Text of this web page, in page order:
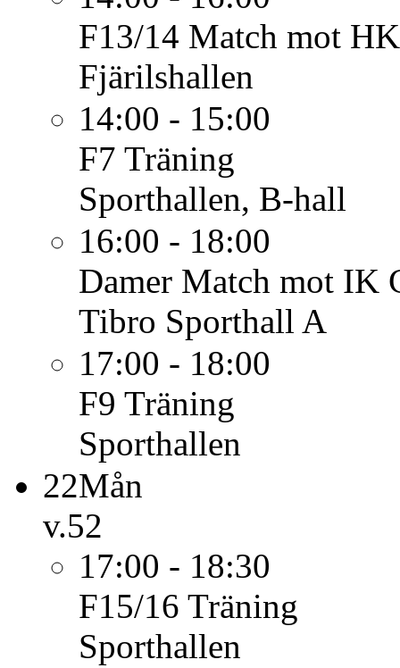
F13/14 Match mot
Fjärilshallen
14:00 - 15:00
F7 Träning
Sporthallen, B-hall
16:00 - 18:00
Damer Match mot IK
Tibro Sporthall A
17:00 - 18:00
F9 Träning
Sporthallen
22Mån
v.52
17:00 - 18:30
F15/16 Träning
Sporthallen